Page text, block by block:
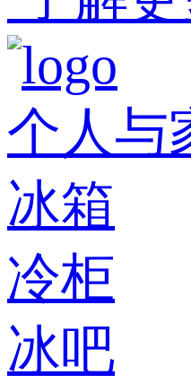
个人与
冰箱
冷柜
冰吧